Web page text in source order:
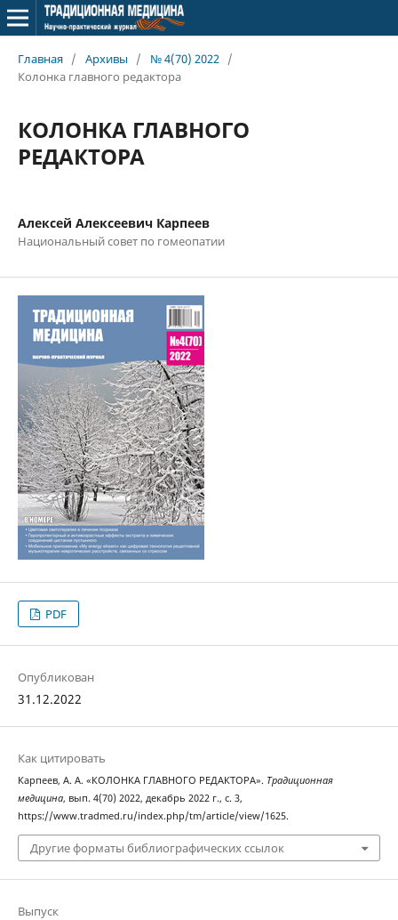
Главная / Архивы / № 4(70) 2022 /
Колонка главного редактора
КОЛОНКА ГЛАВНОГО
РЕДАКТОРА
Алексей Алексеевич Карпеев
Национальный совет по гомеопатии
PDF
Опубликован
31.12.2022
Как цитировать
Карпеев, А. А. «КОЛОНКА ГЛАВНОГО РЕДАКТОРА». Традиционная
медицина, вып. 4(70) 2022, декабрь 2022 г., с. 3,
https://www.tradmed.ru/index.php/tm/article/view/1625.
Другие форматы библиографических ссылок
Выпуск